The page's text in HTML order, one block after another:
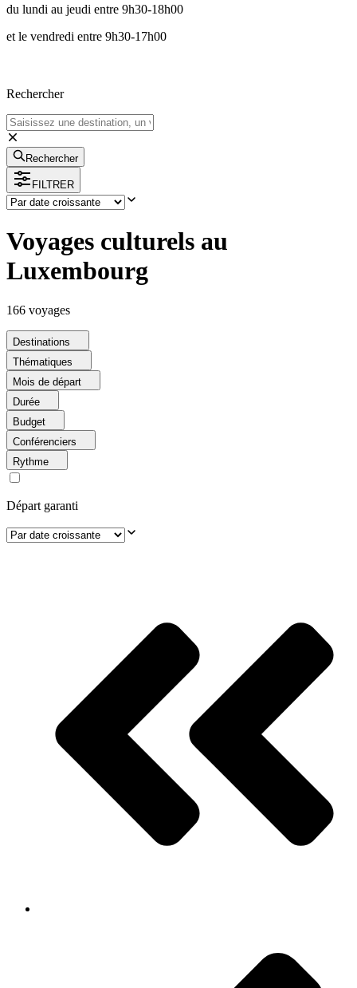
du lundi au jeudi entre 9h30-18h00
et le vendredi entre 9h30-17h00
Rechercher
Rechercher
FILTRER
Voyages culturels au
Luxembourg
166 voyages
Destinations
Thématiques
Mois de départ
Durée
Budget
Conférenciers
Rythme
Départ garanti